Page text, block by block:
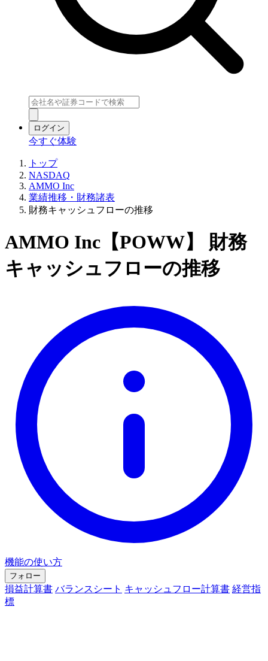
ログイン
今すぐ体験
トップ
NASDAQ
AMMO Inc
業績推移・財務諸表
財務キャッシュフローの推移
AMMO Inc【POWW】 財務
キャッシュフローの推移
機能の使い方
フォロー
損益計算書 バランスシート キャッシュフロー計算書 経営指
標